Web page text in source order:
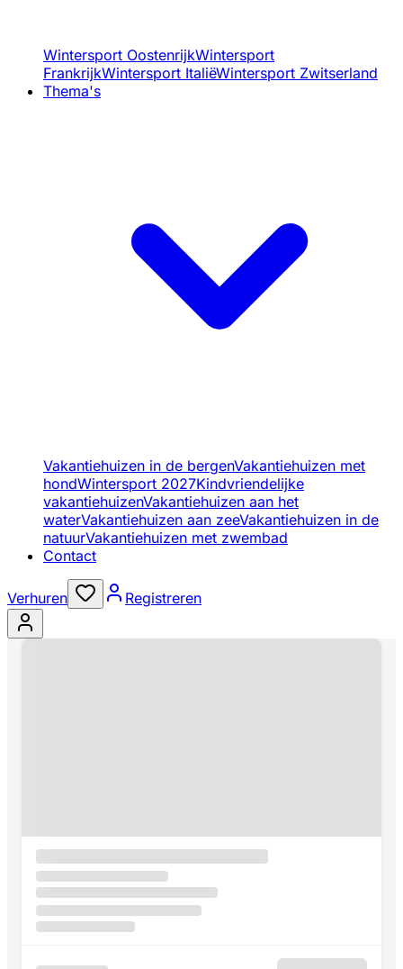
Wintersport OostenrijkWintersport
FrankrijkWintersport ItaliëWintersport Zwitserland
Thema's
Vakantiehuizen in de bergenVakantiehuizen met
hondWintersport 2027Kindvriendelijke
vakantiehuizenVakantiehuizen aan het
waterVakantiehuizen aan zeeVakantiehuizen in de
natuurVakantiehuizen met zwembad
Contact
Verhuren Registreren